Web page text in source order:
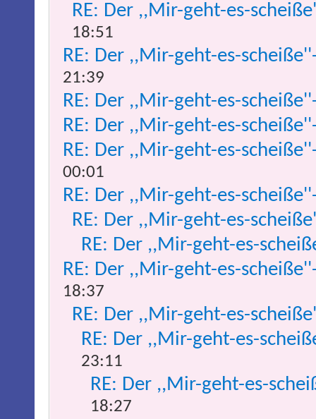
RE: Der ,,Mir-geht-es-
18:51
RE: Der ,,Mir-geht-es-
21:39
RE: Der ,,Mir-geht-es-
RE: Der ,,Mir-geht-es-
RE: Der ,,Mir-geht-es-
00:01
RE: Der ,,Mir-geht-es-
RE: Der ,,Mir-geht-es-
RE: Der ,,Mir-geht-es-
RE: Der ,,Mir-geht-es-
18:37
RE: Der ,,Mir-geht-es-
RE: Der ,,Mir-geht-es-
23:11
RE: Der ,,Mir-geht-es-
18:27